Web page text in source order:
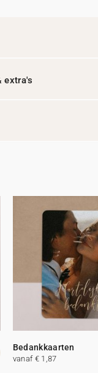
extra's
Bedankkaarten
vanaf € 1,87